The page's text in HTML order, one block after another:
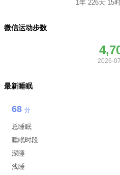
1年 226天 15
微信运动步数
2026-
最新睡眠
68 分
总睡眠
睡眠时段
深睡
浅睡